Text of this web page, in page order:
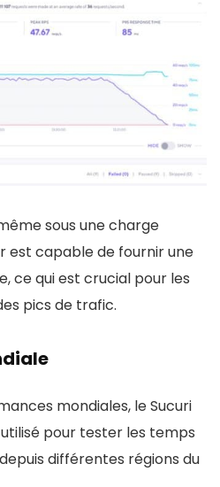
sous une charge
est capable de fournir une
ce qui est crucial pour les
pics de trafic.
mondiales, le Sucuri
pour tester les temps
différentes régions du